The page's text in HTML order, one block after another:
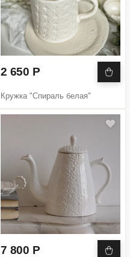
2 650 Р
Кружка "Спираль белая"
7 800 Р